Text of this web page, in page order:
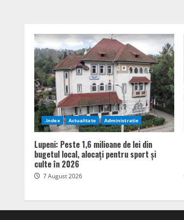
.Index Actualitate Administratie
Lupeni: Peste 1,6 milioane de lei din
bugetul local, alocați pentru sport și
culte în 2026
7 August 2026